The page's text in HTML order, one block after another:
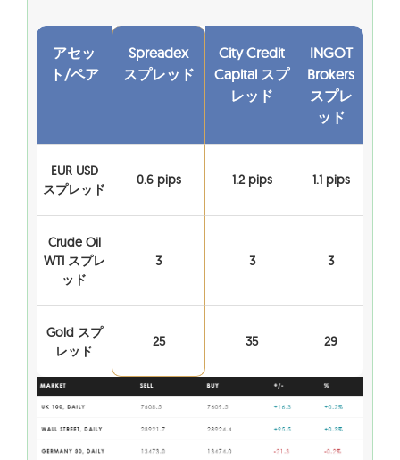
アセッ
ト/ペア
Spreadex
スプレッド
City Credit
Capital スプ
レッド
INGOT
Brokers
スプレ
ッド
EUR USD
スプレッド
0.6 pips 1.2 pips 1.1 pips
Crude Oil
WTI スプレ
ッド
3 3 3
Gold スプ
レッド
25 35 29